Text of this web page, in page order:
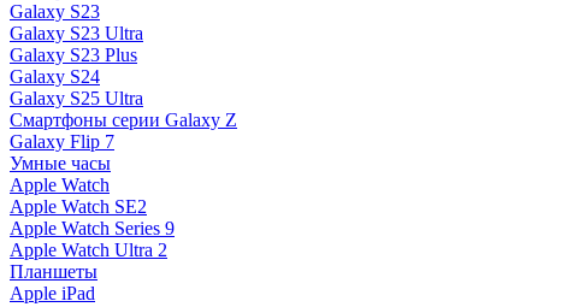
Galaxy S23
Galaxy S23 Ultra
Galaxy S23 Plus
Galaxy S24
Galaxy S25 Ultra
Смартфоны серии Galaxy Z
Galaxy Flip 7
Умные часы
Apple Watch
Apple Watch SE2
Apple Watch Series 9
Apple Watch Ultra 2
Планшеты
Apple iPad